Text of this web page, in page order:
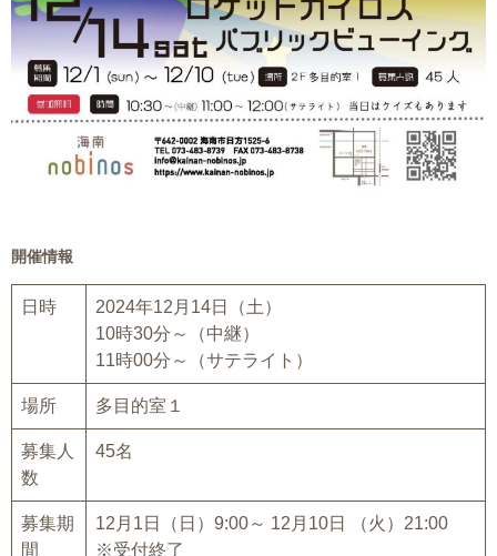
開催情報
日時
2024年12月14日（土）
10時30分～（中継）
11時00分～（サテライト）
場所 多目的室１
募集人
数
45名
募集期
間
12月1日（日）9:00～ 12月10日 （火）21:00
※受付終了